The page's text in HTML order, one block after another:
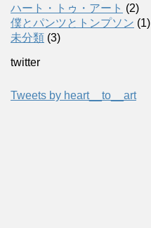
ハート・トゥ・アート (2)
僕とパンツとトンプソン (1)
未分類 (3)
twitter
Tweets by heart__to__art